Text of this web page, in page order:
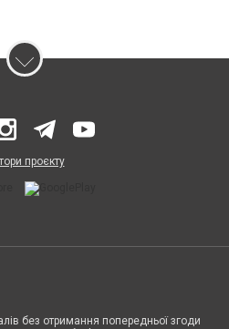
проєкту
без отримання попередньої згоди